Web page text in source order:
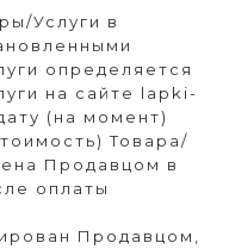
Услуги в
определяется
на сайте lapki-
(на момент)
Товара/
Продавцом в
оплаты
Продавцом,